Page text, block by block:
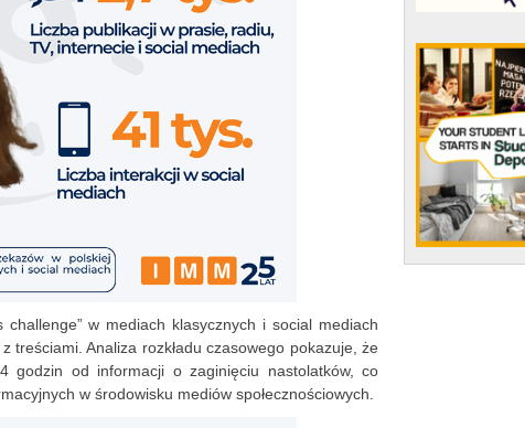
w mediach klasycznych i social mediach
treściami. Analiza rozkładu czasowego pokazuje, że
godzin od informacji o zaginięciu nastolatków, co
w środowisku mediów społecznościowych.